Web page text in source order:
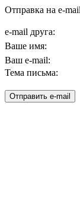
Отправка на e-
e-mail друга:
Ваше имя:
Ваш e-mail:
Тема письма: